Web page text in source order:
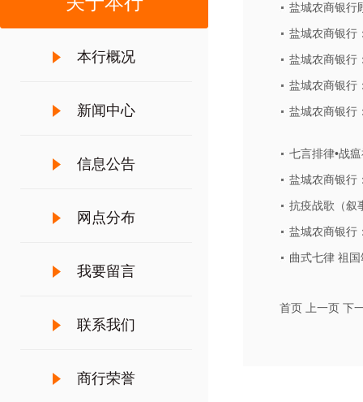
本行概况
新闻中心
信息公告
网点分布
我要留言
联系我们
商行荣誉
盐城农商银行
盐城农商银行
盐城农商银行
盐城农商银行
盐城农商银行
七言排律•战
盐城农商银行
抗疫战歌（叙
盐城农商银行
曲式七律 祖国
首页 上一页 下